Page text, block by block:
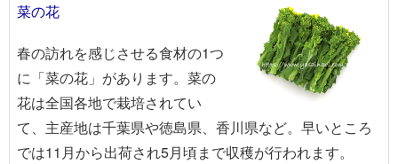
菜の花
春の訪れを感じさせる食材の1つ
に「菜の花」があります。菜の
花は全国各地で栽培されてい
て、主産地は千葉県や徳島県、香川県など。早いところ
では11月から出荷され5月頃まで収穫が行われます。